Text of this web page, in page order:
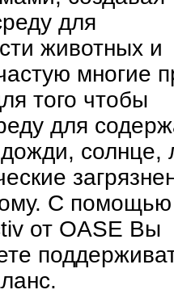
для
животных и
многие
того чтобы
для
солнце,
С
от OASE Вы